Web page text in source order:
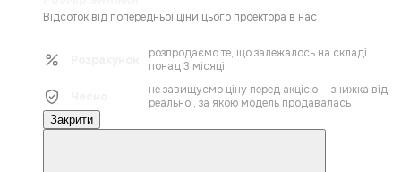
Відсоток від попередньої ціни цього проектора в нас
розпродаємо те, що залежалось на складі
понад 3 місяці
не завищуємо ціну перед акцією — знижка від
реальної, за якою модель продавалась
Закрити